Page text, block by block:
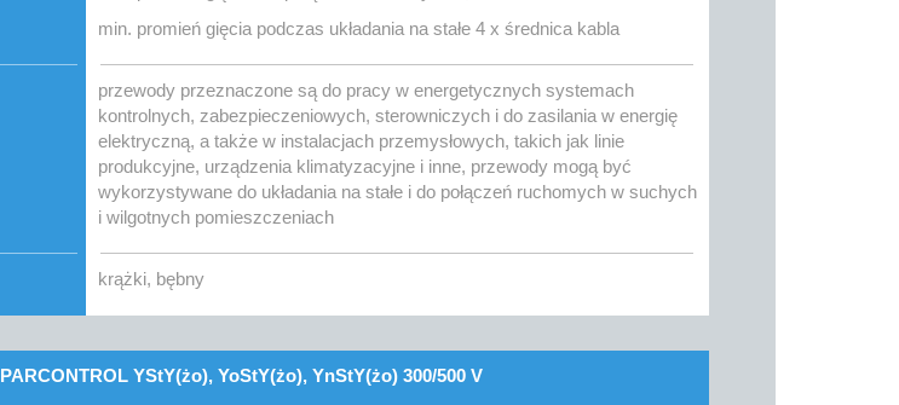
min. promień gięcia podczas układania na stałe 4 x średnica kabla
przewody przeznaczone są do pracy w energetycznych systemach
kontrolnych, zabezpieczeniowych, sterowniczych i do zasilania w energię
elektryczną, a także w instalacjach przemysłowych, takich jak linie
produkcyjne, urządzenia klimatyzacyjne i inne, przewody mogą być
wykorzystywane do układania na stałe i do połączeń ruchomych w suchych
i wilgotnych pomieszczeniach
krążki, bębny
PARCONTROL YStY(żo), YoStY(żo), YnStY(żo) 300/500 V